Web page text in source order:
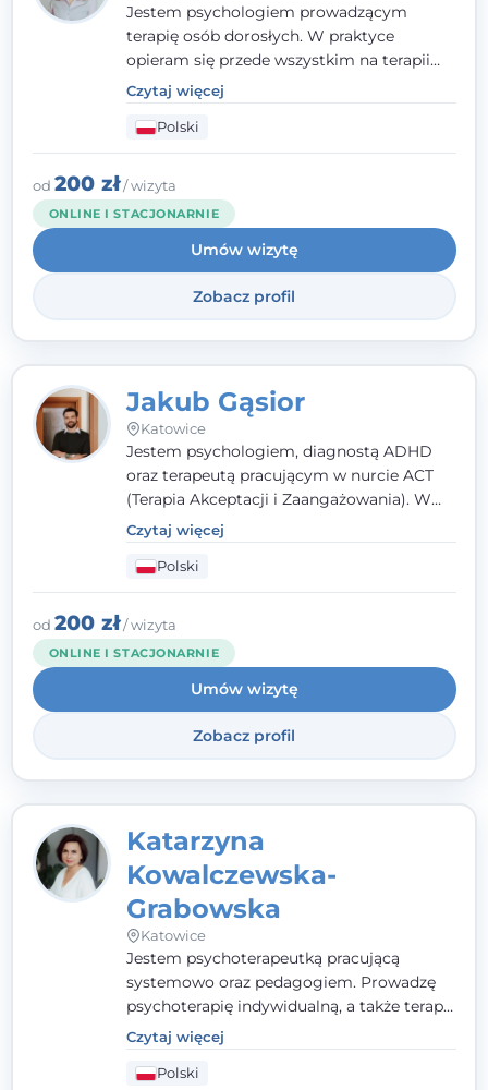
Jestem psychologiem prowadzącym
terapię osób dorosłych. W praktyce
opieram się przede wszystkim na terapii
poznawczo-behawioralnej (CBT), a także na
podejściu skoncentrowanym na
rozwiązaniach (TSR) oraz Racjonalnej
Terapii Zachowania (RTZ). Dużą wagę
przykładam do relacji opartej na empatii,
poczuciu bezpieczeństwa i wzajemnym
zrozumieniu.
Czytaj więcej
Polski
od 200 zł/ wizyta
ONLINE I STACJONARNIE
Umów wizytę
Zobacz profil
Jakub Gąsior
Katowice
Jestem psychologiem, diagnostą ADHD
oraz terapeutą pracującym w nurcie ACT
(Terapia Akceptacji i Zaangażowania). W
kontakcie z pacjentem najważniejsze są dla
mnie serdeczność, zrozumienie i atmosfera
pełna ciepła. Wierzę, że skuteczna terapia
to wspólne działanie - razem tworzymy
zespół, który szuka rozwiązań.
Czytaj więcej
Polski
od 200 zł/ wizyta
ONLINE I STACJONARNIE
Umów wizytę
Zobacz profil
Katarzyna
Kowalczewska-
Grabowska
Katowice
Jestem psychoterapeutką pracującą
systemowo oraz pedagogiem. Prowadzę
psychoterapię indywidualną, a także terapię
par, małżeństw i rodzin. Patrzę na
człowieka całościowo - w kontekście jego
relacji z rodziną, pracą i otoczeniem - i
Czytaj więcej
Polski